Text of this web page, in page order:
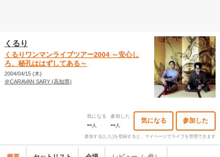
くるり
くるりワンマンライブツアー2004 ～安心し
ろ、秘孔ははずしてある～
2004/04/15 (木)
＠CARAVAN SARY (高知県)
気になる
--人
参加した
--人
気になる 参加した
参加する(した)を登録すると、マイページでライブを管理できます